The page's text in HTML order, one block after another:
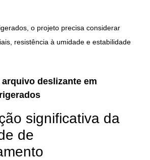
o projeto precisa considerar
resistência à umidade e estabilidade
deslizante em
significativa da
de